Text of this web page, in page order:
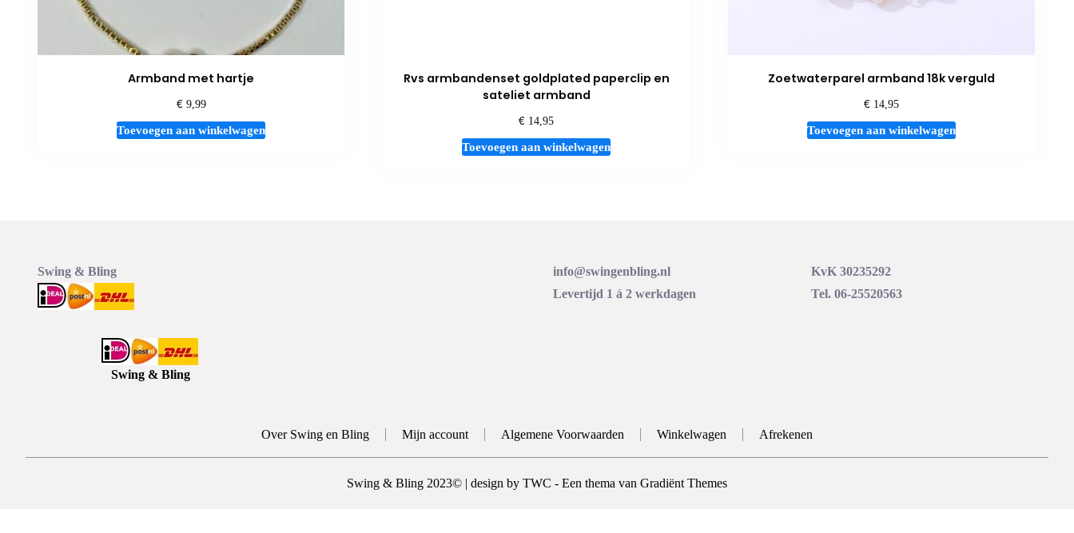
Armband met hartje
€9,99
Toevoegen aan winkelwagen
Rvs armbandenset goldplated paperclip en
sateliet armband
€ 14,95
Toevoegen aan winkelwagen
Zoetwaterparel armband 18k verguld
€14,95
Toevoegen aan winkelwagen
Swing & Bling
Swing & Bling
info@swingenbling.nl
Levertijd 1 á 2 werkdagen
KvK 30235292
Tel. 06-25520563
Over Swing en Bling Mijn account Algemene Voorwaarden Winkelwagen Afrekenen
Swing & Bling 2023© | design by TWC - Een thema van Gradiënt Themes